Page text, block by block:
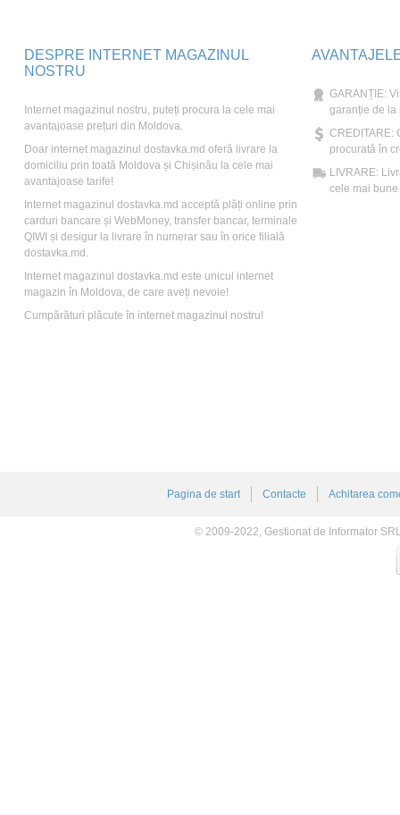
DESPRE INTERNET MAGAZINUL
NOSTRU
Internet magazinul nostru, puteți procura la cele mai
avantajoase prețuri din Moldova.
Doar internet magazinul dostavka.md oferă livrare la
domiciliu prin toată Moldova și Chișinău la cele mai
avantajoase tarife!
Internet magazinul dostavka.md acceptă plăți online prin
carduri bancare și WebMoney, transfer bancar, terminale
QIWI și desigur la livrare în numerar sau în orice filială
dostavka.md.
Internet magazinul dostavka.md este unicul internet
magazin în Moldova, de care aveți nevoie!
Cumpărături plăcute în internet magazinul nostru!
GARANȚIE:
garanție de la
CREDITARE:
procurată în
LIVRARE:
cele mai bune
Pagina de start Contacte Achitarea
© 2009-2022, Gestionat de Informator